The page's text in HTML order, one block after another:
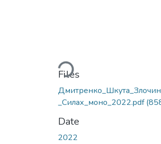
Loading...
Files
_Силах_моно_2022.pdf
Date
2022